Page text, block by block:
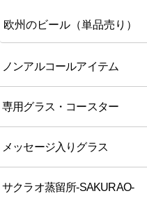
欧州のビール（単品売り）
ノンアルコールアイテム
専用グラス・コースター
メッセージ入りグラス
サクラオ蒸留所-SAKURAO-